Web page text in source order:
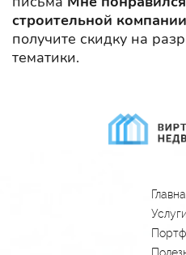
строительной
получите скидку на
тематики.
Услуги